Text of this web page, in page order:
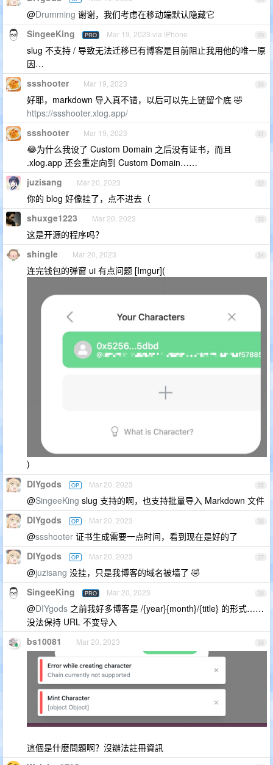
@Drumming 谢谢，我们考虑在移动端默认隐藏它
29
SingeeKing PRO Mar 19, 2023 via iPhone
slug 不支持 / 导致无法迁移已有博客是目前阻止我用他的唯一原
因…
30
ssshooter Mar 19, 2023
好耶，markdown 导入真不错，以后可以先上链留个底 🤣
https://ssshooter.xlog.app/
31
ssshooter Mar 19, 2023
😂为什么我设了 Custom Domain 之后没有证书，而且
.xlog.app 还会重定向到 Custom Domain……
32
juzisang Mar 20, 2023
你的 blog 好像挂了，点不进去（
33
shuxge1223 Mar 20, 2023
这是开源的程序吗？
34
shingle Mar 20, 2023
连完钱包的弹窗 ui 有点问题 [Imgur](
)
35
DIYgods OP Mar 20, 2023
@SingeeKing slug 支持的啊，也支持批量导入 Markdown 文件
36
DIYgods OP Mar 20, 2023
@ssshooter 证书生成需要一点时间，看到现在是好的了
37
DIYgods OP Mar 20, 2023
@juzisang 没挂，只是我博客的域名被墙了 🤣
38
SingeeKing PRO Mar 20, 2023
@DIYgods 之前我好多博客是 /{year}{month}/{title} 的形式……
没法保持 URL 不变导入
39
bs10081 Mar 20, 2023
這個是什麼問題啊？沒辦法註冊資訊